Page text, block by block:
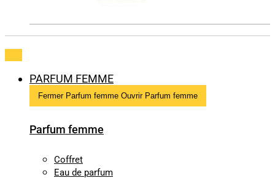
PARFUM FEMME
Fermer Parfum femme Ouvrir Parfum femme
Parfum femme
Coffret
Eau de parfum